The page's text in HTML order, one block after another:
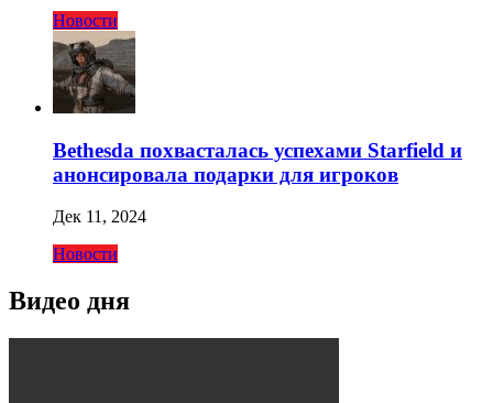
Новости
Bethesda похвасталась успехами Starfield и
анонсировала подарки для игроков
Дек 11, 2024
Новости
Видео дня